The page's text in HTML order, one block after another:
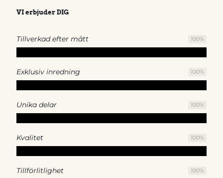
VI erbjuder DIG
Tillverkad efter mått 100%
Exklusiv inredning 100%
Unika delar 100%
Kvalitet 100%
Tillförlitlighet 100%